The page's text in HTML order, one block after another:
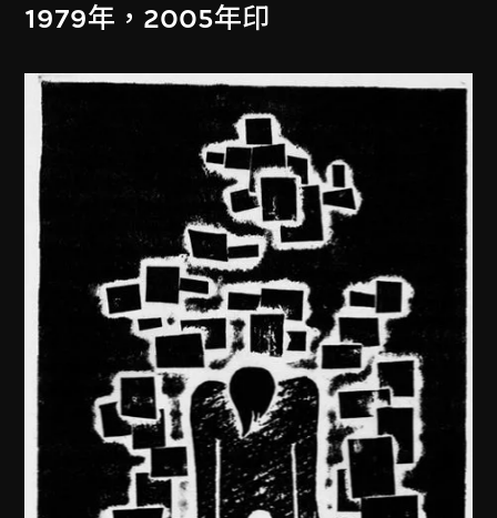
1979年，2005年印